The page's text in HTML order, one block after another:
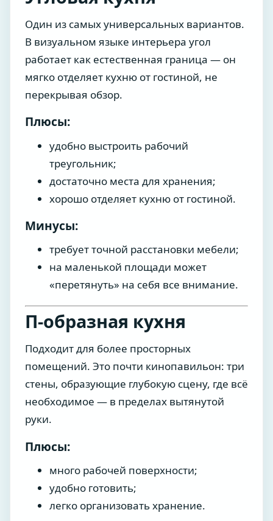
Один из самых универсальных вариантов.
В визуальном языке интерьера угол
работает как естественная граница — он
мягко отделяет кухню от гостиной, не
перекрывая обзор.
Плюсы:
удобно выстроить рабочий
треугольник;
достаточно места для хранения;
хорошо отделяет кухню от гостиной.
Минусы:
требует точной расстановки мебели;
на маленькой площади может
«перетянуть» на себя все внимание.
П-образная кухня
Подходит для более просторных
помещений. Это почти кинопавильон: три
стены, образующие глубокую сцену, где всё
необходимое — в пределах вытянутой
руки.
Плюсы:
много рабочей поверхности;
удобно готовить;
легко организовать хранение.